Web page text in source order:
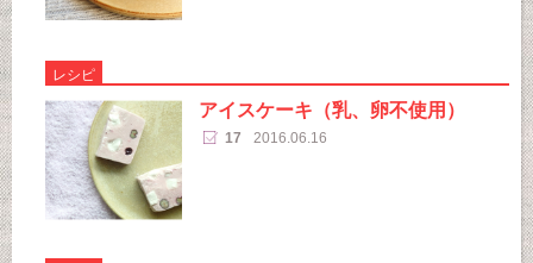
レシピ
アイスケーキ（乳、卵不使用）
17 2016.06.16